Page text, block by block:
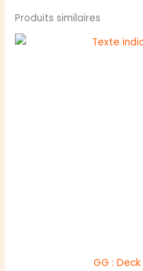
Produits similaires
GG :